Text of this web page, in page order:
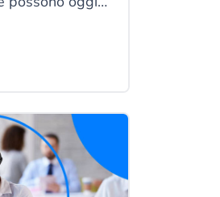
experience su
davvero